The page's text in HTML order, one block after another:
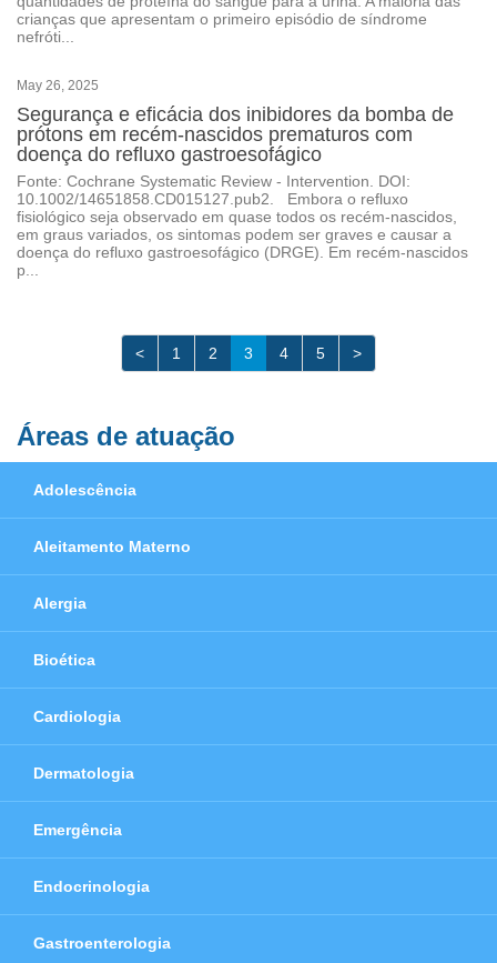
crianças que apresentam o primeiro episódio de síndrome
nefróti...
May 26, 2025
Segurança e eficácia dos inibidores da bomba de
prótons em recém-nascidos prematuros com
doença do refluxo gastroesofágico
Fonte: Cochrane Systematic Review - Intervention. DOI:
10.1002/14651858.CD015127.pub2. Embora o refluxo
fisiológico seja observado em quase todos os recém-nascidos,
em graus variados, os sintomas podem ser graves e causar a
doença do refluxo gastroesofágico (DRGE). Em recém-nascidos
p...
< 1 2 3 4 5 >
Áreas de atuação
Adolescência
Aleitamento Materno
Alergia
Bioética
Cardiologia
Dermatologia
Emergência
Endocrinologia
Gastroenterologia